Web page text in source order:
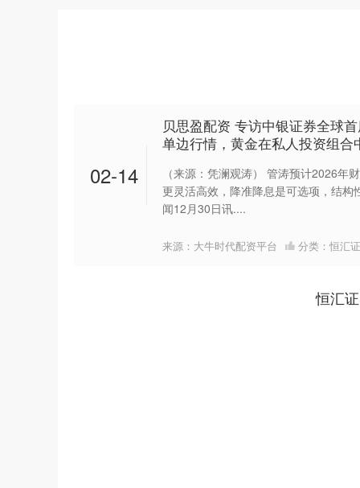
02-14
贝思盈配资 专访中银证券全球
单边行情，黄金在私人投资组合
（来源：凭澜观涛） 管涛预计2026年
更灵活高效，降准降息是可选项，结
闻12月30日讯....
来源：大牛时代配资平台 分类： 恒汇
恒汇